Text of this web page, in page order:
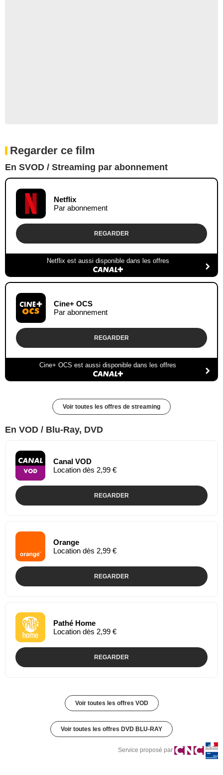
Regarder ce film
En SVOD / Streaming par abonnement
Netflix
Par abonnement
REGARDER
Netflix est aussi disponible dans les offres
Cine+ OCS
Par abonnement
REGARDER
Cine+ OCS est aussi disponible dans les offres
Voir toutes les offres de streaming
En VOD / Blu-Ray, DVD
Canal VOD
Location dès 2,99 €
REGARDER
Orange
Location dès 2,99 €
REGARDER
Pathé Home
Location dès 2,99 €
REGARDER
Voir toutes les offres VOD
Voir toutes les offres DVD BLU-RAY
Service proposé par